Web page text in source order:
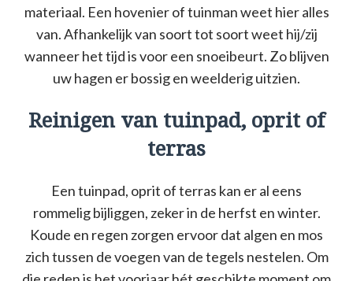
materiaal. Een hovenier of tuinman weet hier alles
van. Afhankelijk van soort tot soort weet hij/zij
wanneer het tijd is voor een snoeibeurt. Zo blijven
uw hagen er bossig en weelderig uitzien.
Reinigen van tuinpad, oprit of
terras
Een tuinpad, oprit of terras kan er al eens
rommelig bijliggen, zeker in de herfst en winter.
Koude en regen zorgen ervoor dat algen en mos
zich tussen de voegen van de tegels nestelen. Om